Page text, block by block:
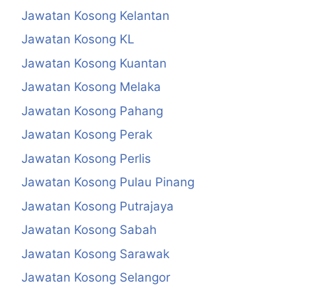
Jawatan Kosong Kelantan
Jawatan Kosong KL
Jawatan Kosong Kuantan
Jawatan Kosong Melaka
Jawatan Kosong Pahang
Jawatan Kosong Perak
Jawatan Kosong Perlis
Jawatan Kosong Pulau Pinang
Jawatan Kosong Putrajaya
Jawatan Kosong Sabah
Jawatan Kosong Sarawak
Jawatan Kosong Selangor